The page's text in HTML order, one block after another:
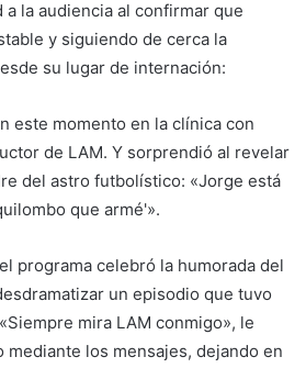
la audiencia al confirmar que
y siguiendo de cerca la
su lugar de internación:
este momento en la clínica con
de LAM. Y sorprendió al revelar
del astro futbolístico: «Jorge está
que armé'».
programa celebró la humorada del
un episodio que tuvo
mira LAM conmigo», le
mediante los mensajes, dejando en